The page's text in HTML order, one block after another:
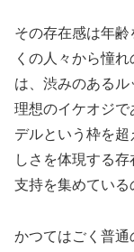
その存在感は年
くの人々から憧
は、渋みのある
理想のイケオジ
デルという枠を
しさを体現する
支持を集めている
かつてはごく普通